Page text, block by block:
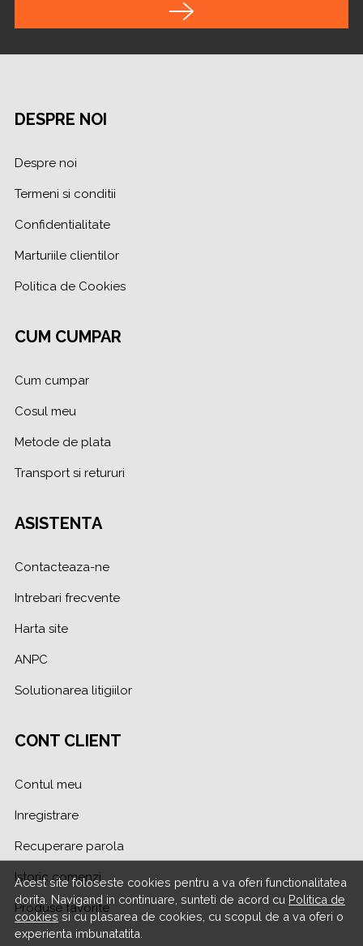
Acest site foloseste cookies pentru a va oferi functionalitatea
dorita. Navigand in continuare, sunteti de acord cu Politica de
cookiessi cu plasarea de cookies, cu scopul de a va oferi o
experienta imbunatatita.
DESPRE NOI
Despre noi
Termeni si conditii
Confidentialitate
Marturiile clientilor
Politica de Cookies
CUM CUMPAR
Cum cumpar
Cosul meu
Metode de plata
Transport si retururi
ASISTENTA
Contacteaza-ne
Intrebari frecvente
Harta site
ANPC
Solutionarea litigiilor
CONT CLIENT
Contul meu
Inregistrare
Recuperare parola
Istoric comenzi
Produse favorite